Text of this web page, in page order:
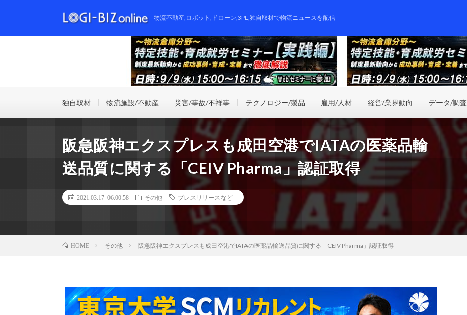
物流不動産,ロボット,ドローン,3PL,独自取材で物流ニュースを配信
独自取材 物流施設/不動産 災害/事故/不祥事 テクノロジー/製品 雇用/人材 経営/業界動向 データ/調査
阪急阪神エクスプレスも成田空港でIATAの医薬品輸
送品質に関する「CEIV Pharma」認証取得
2021.03.17 06:00:58 その他 プレスリリースなど
HOME その他 阪急阪神エクスプレスも成田空港でIATAの医薬品輸送品質に関する「CEIV Pharma」認証取得